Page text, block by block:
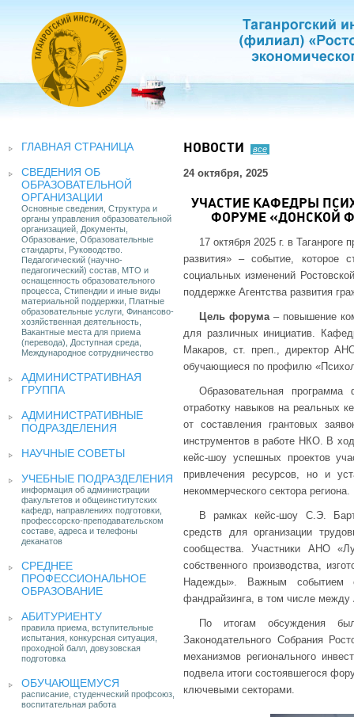
ГЛАВНАЯ СТРАНИЦА
СВЕДЕНИЯ ОБ
ОБРАЗОВАТЕЛЬНОЙ
ОРГАНИЗАЦИИ
Основные сведения, Структура и
органы управления образовательной
организацией, Документы,
Образование, Образовательные
стандарты, Руководство.
Педагогический (научно-
педагогический) состав, МТО и
оснащенность образовательного
процесса, Стипендии и иные виды
материальной поддержки, Платные
образовательные услуги, Финансово-
хозяйственная деятельность,
Вакантные места для приема
(перевода), Доступная среда,
Международное сотрудничество
АДМИНИСТРАТИВНАЯ
ГРУППА
АДМИНИСТРАТИВНЫЕ
ПОДРАЗДЕЛЕНИЯ
НАУЧНЫЕ СОВЕТЫ
УЧЕБНЫЕ ПОДРАЗДЕЛЕНИЯ
информация об администрации
факультетов и общеинститутских
кафедр, направлениях подготовки,
профессорско-преподавательском
составе, адреса и телефоны
деканатов
СРЕДНЕЕ
ПРОФЕССИОНАЛЬНОЕ
ОБРАЗОВАНИЕ
АБИТУРИЕНТУ
правила приема, вступительные
испытания, конкурсная ситуация,
проходной балл, довузовская
подготовка
ОБУЧАЮЩЕМУСЯ
расписание, студенческий профсоюз,
воспитательная работа
НОВОСТИ все
24 октября, 2025
УЧАСТИЕ КАФЕДРЫ
ФОРУМЕ «ДОНСКОЙ
17 октября 2025 г. в
развития» – событие, которое
социальных изменений
поддержке Агентства развития
Цель форума– повышение
для различных инициатив.
Макаров, ст. преп., директор
обучающиеся по профилю
Образовательная
отработку навыков на реальных
от составления грантовых
инструментов в работе НКО. В
кейс-шоу успешных проектов
привлечения ресурсов, но и
некоммерческого сектора региона.
В рамках кейс-шоу С.Э.
средств для организации
сообщества. Участники АНО
собственного производства,
Надежды». Важным событием
фандрайзинга, в том числе
По итогам обсуждения
Законодательного Собрания
механизмов регионального
подвела итоги состоявшегося
ключевыми секторами.